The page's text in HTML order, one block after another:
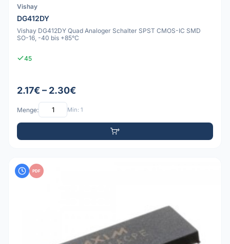
Vishay
DG412DY
Vishay DG412DY Quad Analoger Schalter SPST CMOS-IC SMD
SO-16, -40 bis +85°C
45
2.17€ – 2.30€
Menge: Min: 1
PDF